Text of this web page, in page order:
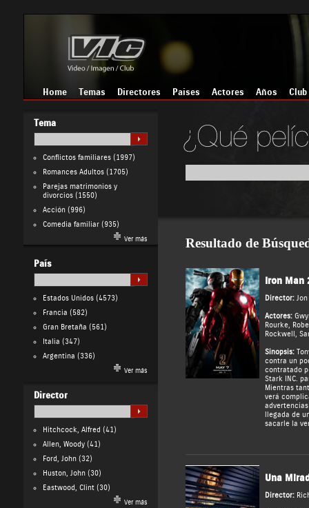
Home Temas Directores Países Actores Años Club
Tema
Conflictos familiares(1997)
Romances Adultos(1705)
Parejas matrimonios y
divorcios(1550)
Acción(996)
Comedia familiar(935)
Ver más
País
Estados Unidos(4573)
Francia (582)
Gran Bretaña (561)
Italia (347)
Argentina (336)
Ver más
Director
Hitchcock, Alfred (41)
Allen, Woody(41)
Ford, John(32)
Huston, John(30)
Eastwood, Clint(30)
Ver más
Resultado de
Iron Man
Director:
Actores:
Rourke,
Rockwell ,
Sinopsis:
contra un
contratado
Stark INC.
Mientras
verá
llegada de
sacarle la
Una
Director: